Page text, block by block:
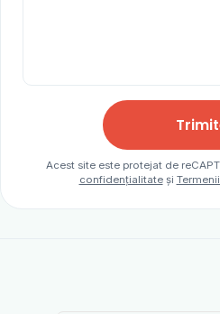
Acest site este protejat de
confidențialitateși